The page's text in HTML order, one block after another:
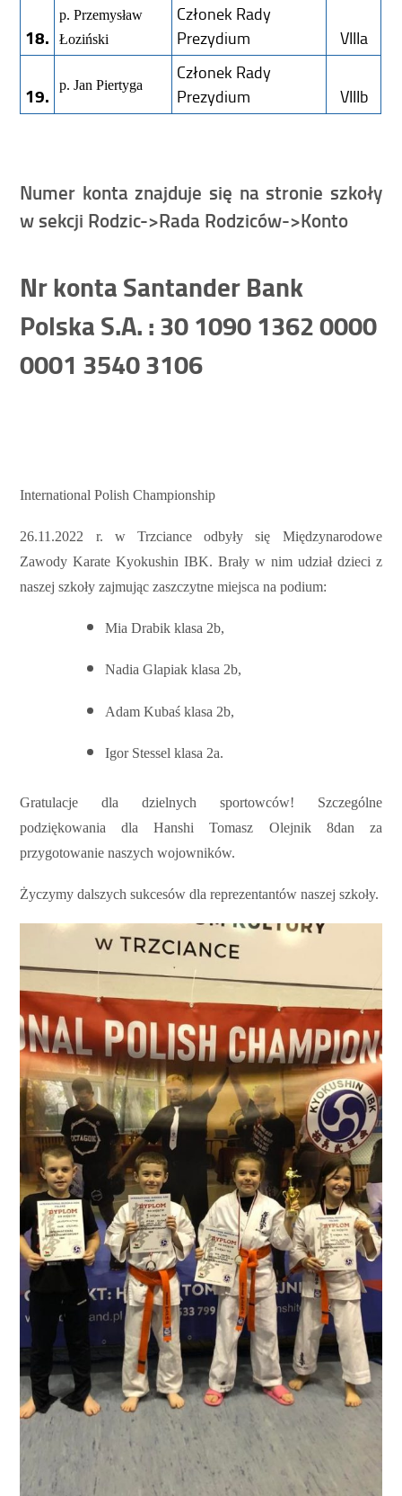
18.
p. Przemysław
Łoziński
Członek Rady
Prezydium
VIIIa
19. p. Jan Piertyga
Członek Rady
Prezydium
VIIIb
Numer konta znajduje się na stronie szkoły
w sekcji Rodzic->Rada Rodziców->Konto
Nr konta Santander Bank
Polska S.A. : 30 1090 1362 0000
0001 3540 3106
International Polish Championship
26.11.2022 r. w Trzciance odbyły się Międzynarodowe
Zawody Karate Kyokushin IBK. Brały w nim udział dzieci z
naszej szkoły zajmując zaszczytne miejsca na podium:
Mia Drabik klasa 2b,
Nadia Glapiak klasa 2b,
Adam Kubaś klasa 2b,
Igor Stessel klasa 2a.
Gratulacje dla dzielnych sportowców! Szczególne
podziękowania dla Hanshi Tomasz Olejnik 8dan za
przygotowanie naszych wojowników.
Życzymy dalszych sukcesów dla reprezentantów naszej szkoły.